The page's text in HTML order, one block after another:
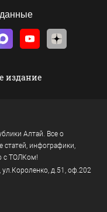
издание
Алтай. Все о
статей, инфографики,
с ТОЛКом!
, ул.Короленко, д.51, оф.202